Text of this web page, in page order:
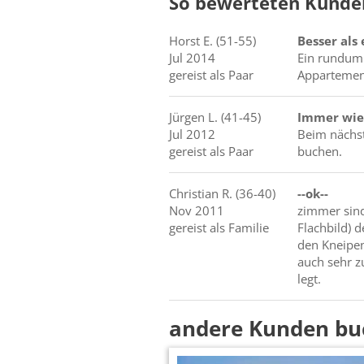
Horst E. (51-55)
Jul 2014
gereist als Paar
Besser
Ein
Jürgen L. (41-45)
Jul 2012
gereist als Paar
Immer
Beim
buchen.
Christian R. (36-40)
Nov 2011
gereist als Familie
--ok--
zimmer
Flachbild)
den
auch sehr
legt.
andere Kunden